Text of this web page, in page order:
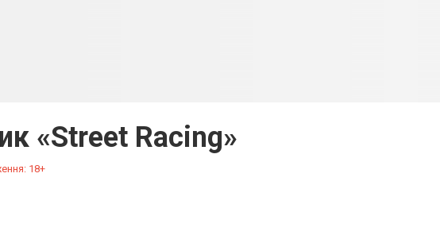
«Street Racing»
18+